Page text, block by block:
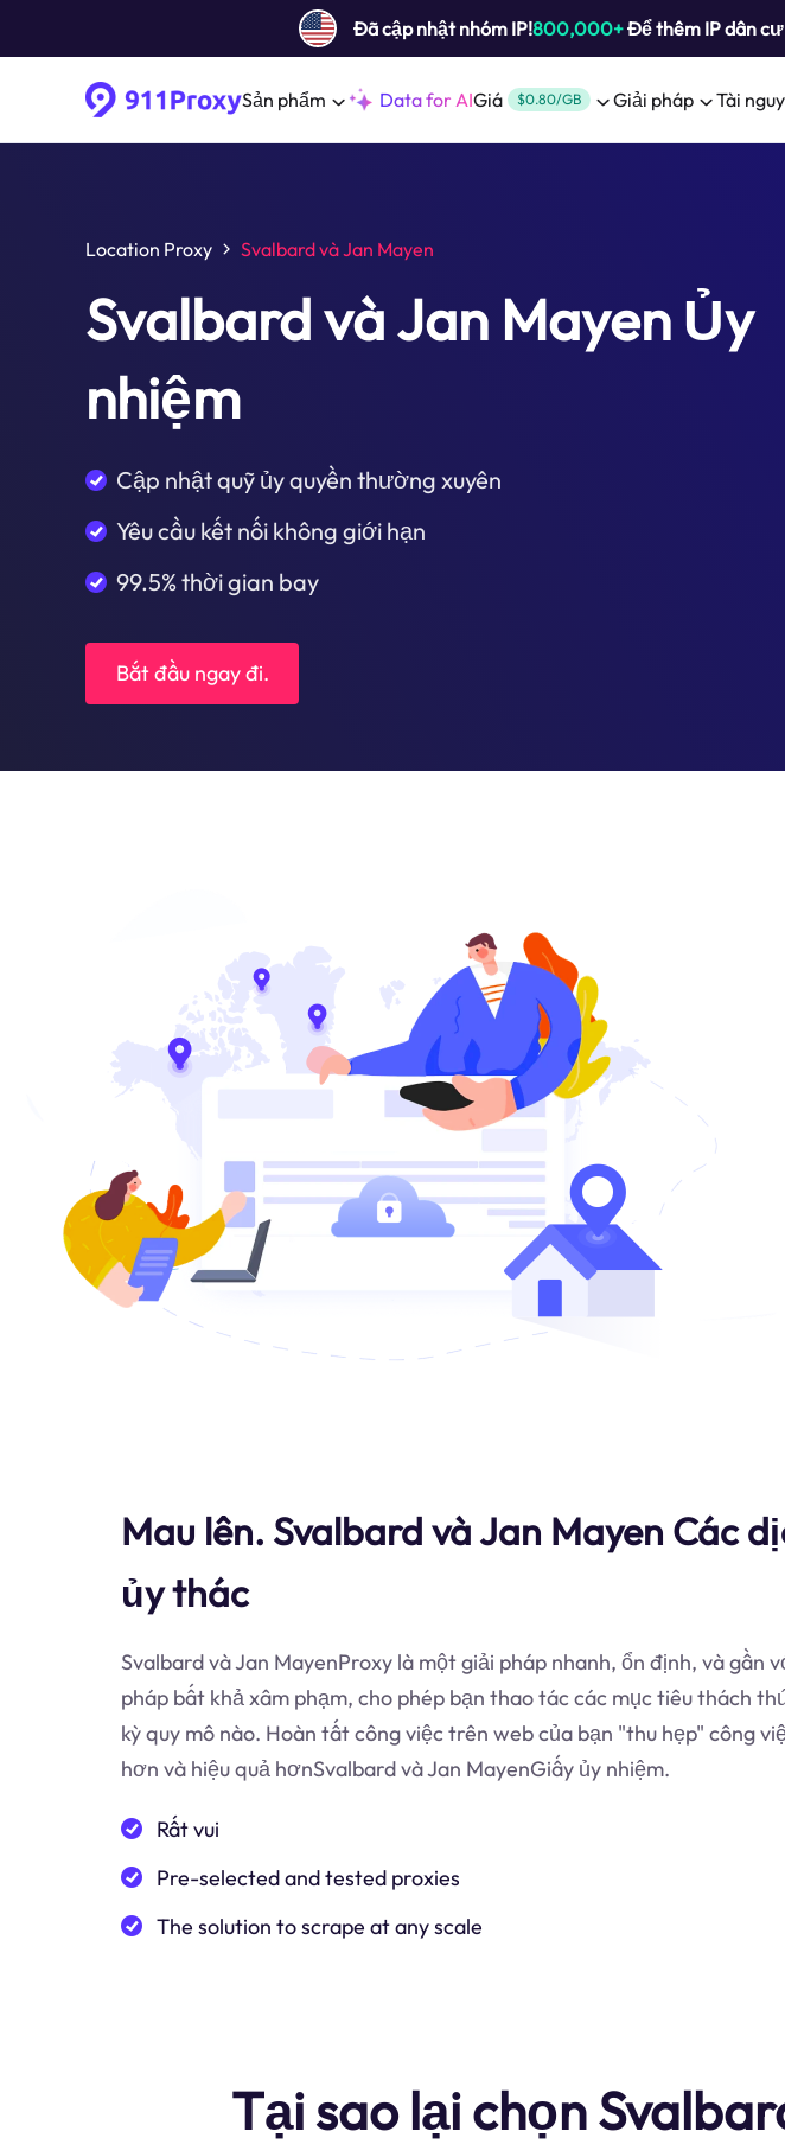
Đã cập nhật nhóm IP!800,000+Để thêm IP dân cư
Sản phẩm Data for AIGiá $0.80/GB Giải pháp Tài
Location Proxy Svalbard và Jan Mayen
Svalbard và Jan Mayen Ủy
nhiệm
Cập nhật quỹ ủy quyền thường xuyên
Yêu cầu kết nối không giới hạn
99.5% thời gian bay
Bắt đầu ngay đi.
Mau lên. Svalbard và Jan Mayen Các
ủy thác
Svalbard và Jan MayenProxy là một giải pháp nhanh, ổn định, và gần
pháp bất khả xâm phạm, cho phép bạn thao tác các mục tiêu thách
kỳ quy mô nào. Hoàn tất công việc trên web của bạn "thu hẹp" công
hơn và hiệu quả hơnSvalbard và Jan MayenGiấy ủy nhiệm.
Rất vui
Pre-selected and tested proxies
The solution to scrape at any scale
Tại sao lại chọn